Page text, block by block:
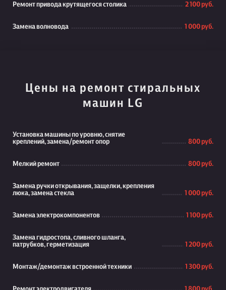
Ремонт привода крутящегося столика 2 100 руб.
Замена волновода 1 000 руб.
Цены на ремонт стиральных
машин LG
Установка машины по уровню, снятие
креплений, замена/ремонт опор
800 руб.
Мелкий ремонт 800 руб.
Замена ручки открывания, защелки, крепления
люка, замена стекла
1 000 руб.
Замена электрокомпонентов 1 100 руб.
Замена гидростопа, сливного шланга,
патрубков, герметизация
1 200 руб.
Монтаж/демонтаж встроенной техники 1 300 руб.